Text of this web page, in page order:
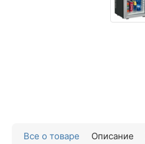
Все о товаре Описание